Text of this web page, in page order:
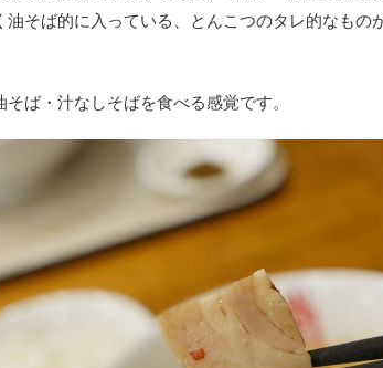
油そば的に入っている、とんこつのタレ的なもの
ば・汁なしそばを食べる感覚です。